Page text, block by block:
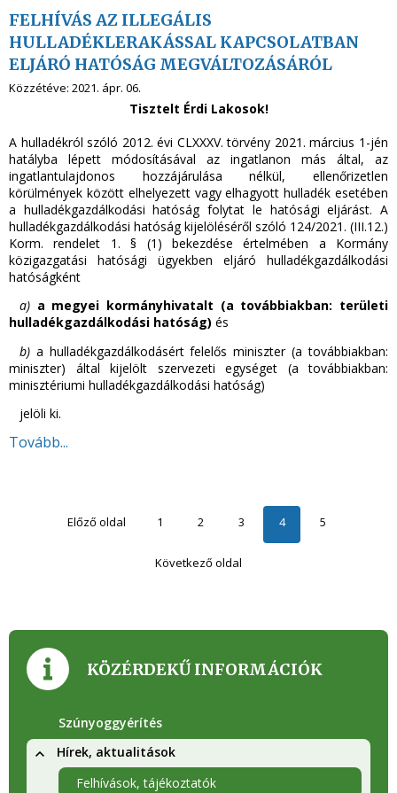
FELHÍVÁS AZ ILLEGÁLIS
HULLADÉKLERAKÁSSAL KAPCSOLATBAN
ELJÁRÓ HATÓSÁG MEGVÁLTOZÁSÁRÓL
Közzétéve: 2021. ápr. 06.
Tisztelt Érdi Lakosok!
A hulladékról szóló 2012. évi CLXXXV. törvény 2021. március 1-jén
hatályba lépett módosításával az ingatlanon más által, az
ingatlantulajdonos hozzájárulása nélkül, ellenőrizetlen
körülmények között elhelyezett vagy elhagyott hulladék esetében
a hulladékgazdálkodási hatóság folytat le hatósági eljárást. A
hulladékgazdálkodási hatóság kijelöléséről szóló 124/2021. (III.12.)
Korm. rendelet 1. § (1) bekezdése értelmében a Kormány
közigazgatási hatósági ügyekben eljáró hulladékgazdálkodási
hatóságként
a) a megyei kormányhivatalt (a továbbiakban: területi
hulladékgazdálkodási hatóság) és
b) a hulladékgazdálkodásért felelős miniszter (a továbbiakban:
miniszter) által kijelölt szervezeti egységet (a továbbiakban:
minisztériumi hulladékgazdálkodási hatóság)
jelöli ki.
Tovább...
Előző oldal 1 2 3 4 5
Következő oldal
KÖZÉRDEKŰ INFORMÁCIÓK
Szúnyoggyérítés
Hírek, aktualitások
Felhívások, tájékoztatók